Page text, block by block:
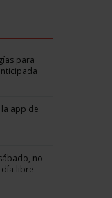
para
app de
no
libre